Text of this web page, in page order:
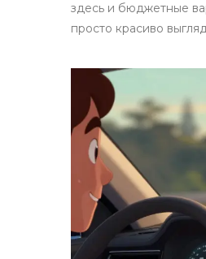
здесь и бюджетные
просто красиво